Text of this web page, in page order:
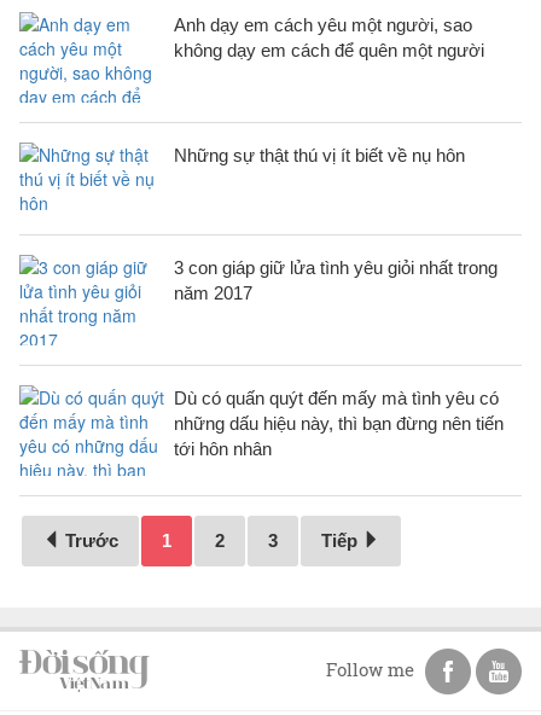
Anh dạy em cách yêu một người, sao
không dạy em cách để quên một người
Những sự thật thú vị ít biết về nụ hôn
3 con giáp giữ lửa tình yêu giỏi nhất trong
năm 2017
Dù có quấn quýt đến mấy mà tình yêu có
những dấu hiệu này, thì bạn đừng nên tiến
tới hôn nhân
Trước 1 2 3 Tiếp
Follow me